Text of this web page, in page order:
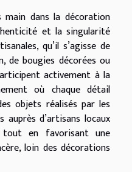
dans la décoration
et la singularité
qu’il s’agisse de
de bougies décorées ou
activement à la
où chaque détail
objets réalisés par les
d’artisans locaux
en favorisant une
loin des décorations